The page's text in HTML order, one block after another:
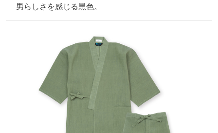
男らしさを感じる黒色。